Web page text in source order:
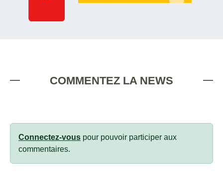
COMMENTEZ LA NEWS
Connectez-vous pour pouvoir participer aux
commentaires.